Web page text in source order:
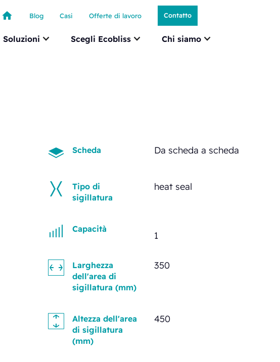
Soluzioni Scegli Ecobliss Chi siamo
Blog Casi Offerte di lavoro Contatto
Scheda Da scheda a scheda
Tipo di
sigillatura
heat seal
Capacità
1
Larghezza
dell'area di
sigillatura (mm)
350
Altezza dell'area
di sigillatura
(mm)
450